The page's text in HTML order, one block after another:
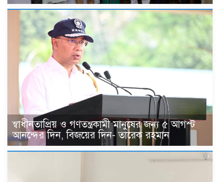
স্বাধীনতাপ্রিয় ও গণতন্ত্রকামী মানুষের জন্য ৫ আগস্ট
আনন্দের দিন, বিজয়ের দিন- তারেক রহমান